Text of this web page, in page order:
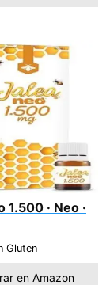
1.500 · Neo ·
Gluten
en Amazon